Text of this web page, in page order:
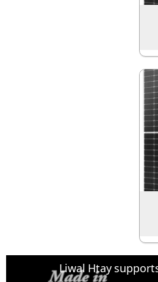
Liwal Htay